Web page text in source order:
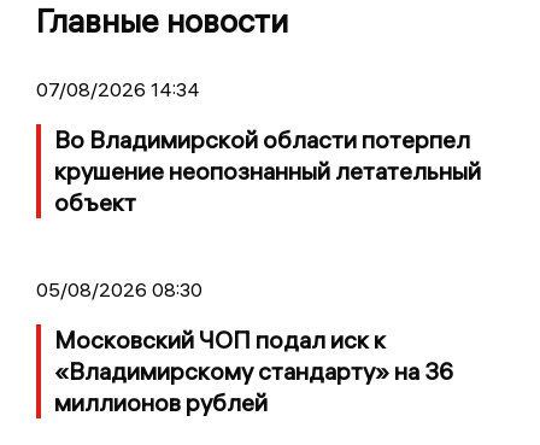
Главные новости
07/08/2026 14:34
Во Владимирской области потерпел
крушение неопознанный летательный
объект
05/08/2026 08:30
Московский ЧОП подал иск к
«Владимирскому стандарту» на 36
миллионов рублей